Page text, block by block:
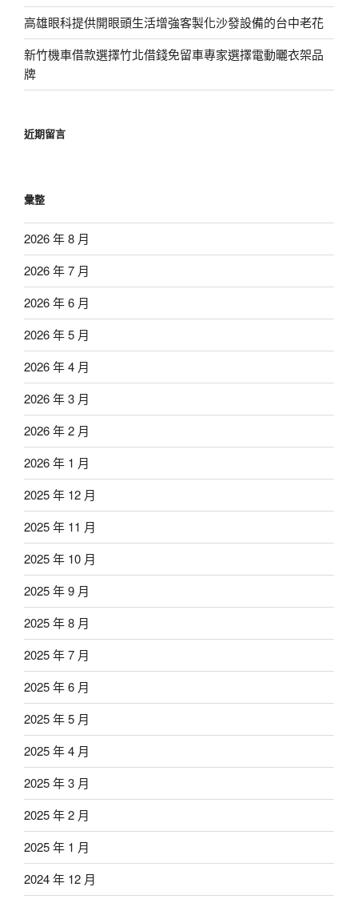
高雄眼科提供開眼頭生活增強客製化沙發設備的台中老花
新竹機車借款選擇竹北借錢免留車專家選擇電動曬衣架品
牌
近期留言
彙整
2026 年 8 月
2026 年 7 月
2026 年 6 月
2026 年 5 月
2026 年 4 月
2026 年 3 月
2026 年 2 月
2026 年 1 月
2025 年 12 月
2025 年 11 月
2025 年 10 月
2025 年 9 月
2025 年 8 月
2025 年 7 月
2025 年 6 月
2025 年 5 月
2025 年 4 月
2025 年 3 月
2025 年 2 月
2025 年 1 月
2024 年 12 月